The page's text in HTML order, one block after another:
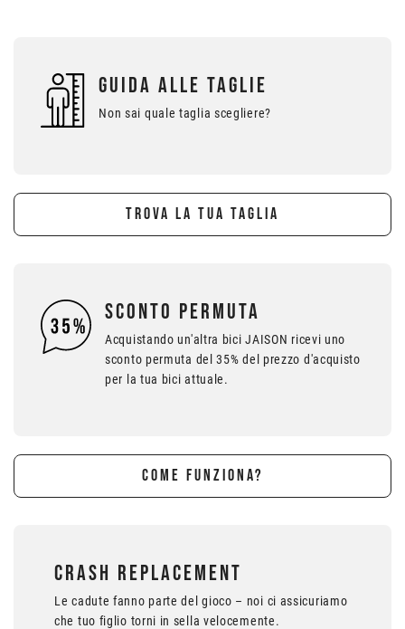
GUIDA ALLE TAGLIE
Non sai quale taglia scegliere?
TROVA LA TUA TAGLIA
SCONTO PERMUTA
Acquistando un'altra bici JAISON ricevi uno
sconto permuta del 35% del prezzo d'acquisto
per la tua bici attuale.
COME FUNZIONA?
CRASH REPLACEMENT
Le cadute fanno parte del gioco – noi ci assicuriamo
che tuo figlio torni in sella velocemente.